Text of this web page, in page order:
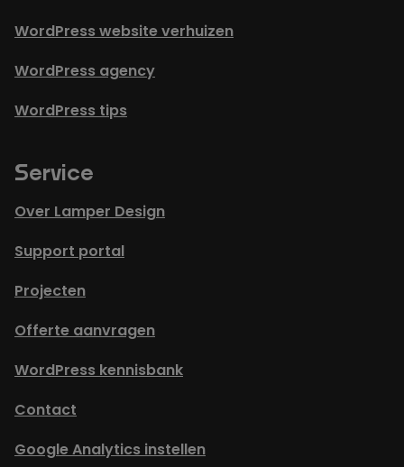
WordPress website verhuizen
WordPress agency
WordPress tips
Service
Over Lamper Design
Support portal
Projecten
Offerte aanvragen
WordPress kennisbank
Contact
Google Analytics instellen